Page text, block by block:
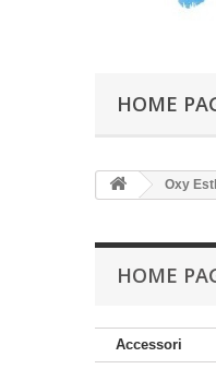
HOME
Oxy
HOME
Accessori